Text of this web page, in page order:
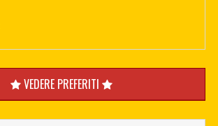
VEDERE PREFERITI